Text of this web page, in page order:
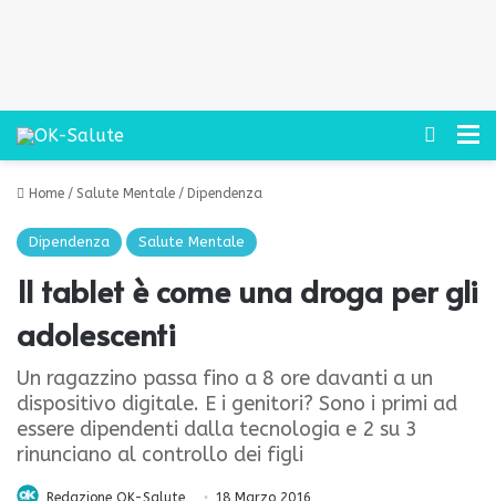
Cerca
Home / Salute Mentale / Dipendenza
Dipendenza Salute Mentale
Il tablet è come una droga per gli
adolescenti
Un ragazzino passa fino a 8 ore davanti a un
dispositivo digitale. E i genitori? Sono i primi ad
essere dipendenti dalla tecnologia e 2 su 3
rinunciano al controllo dei figli
Redazione OK-Salute 18 Marzo 2016